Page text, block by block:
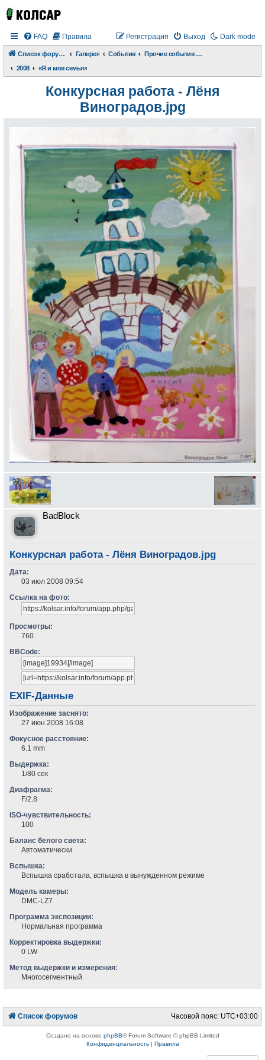
Dark mode
FAQ Правила Выход
Регистрация
Список форумов Галерея События
Прочие события и происшествия
2008
«Я и моя семья»
Конкурсная работа - Лёня
Виноградов.jpg
BadBlock
Конкурсная работа - Лёня Виноградов.jpg
Дата:
03 июл 2008 09:54
Ссылка на фото:
Просмотры:
760
BBCode:
EXIF-Данные
Изображение заснято:
27 июн 2008 16:08
Фокусное расстояние:
6.1 mm
Выдержка:
1/80 сек
Диафрагма:
F/2.8
ISO-чувствительность:
100
Баланс белого света:
Автоматически
Вспышка:
Вспышка сработала, вспышка в вынужденном режиме
Модель камеры:
DMC-LZ7
Программа экспозиции:
Нормальная программа
Корректировка выдержки:
0 LW
Метод выдержки и измерения:
Многосегментный
Список форумов Часовой пояс: UTC+03:00
Создано на основе phpBB® Forum Software © phpBB Limited
Конфиденциальность| Правила